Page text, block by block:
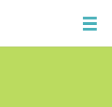
メ